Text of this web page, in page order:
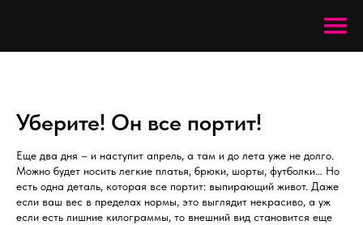
Уберите! Он все портит!
Еще два дня – и наступит апрель, а там и до лета уже не долго.
Можно будет носить легкие платья, брюки, шорты, футболки… Но
есть одна деталь, которая все портит: выпирающий живот. Даже
если ваш вес в пределах нормы, это выглядит некрасиво, а уж
если есть лишние килограммы, то внешний вид становится еще